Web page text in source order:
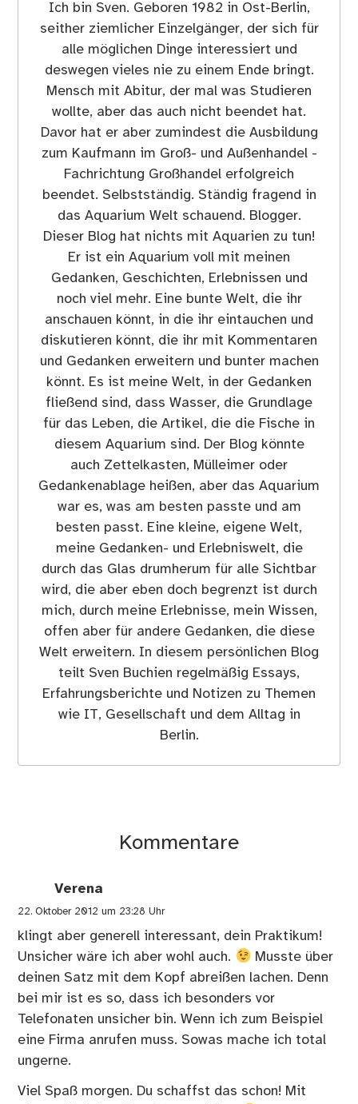
Ich bin Sven. Geboren 1982 in Ost-Berlin,
seither ziemlicher Einzelgänger, der sich für
alle möglichen Dinge interessiert und
deswegen vieles nie zu einem Ende bringt.
Mensch mit Abitur, der mal was Studieren
wollte, aber das auch nicht beendet hat.
Davor hat er aber zumindest die Ausbildung
zum Kaufmann im Groß- und Außenhandel -
Fachrichtung Großhandel erfolgreich
beendet. Selbstständig. Ständig fragend in
das Aquarium Welt schauend. Blogger.
Dieser Blog hat nichts mit Aquarien zu tun!
Er ist ein Aquarium voll mit meinen
Gedanken, Geschichten, Erlebnissen und
noch viel mehr. Eine bunte Welt, die ihr
anschauen könnt, in die ihr eintauchen und
diskutieren könnt, die ihr mit Kommentaren
und Gedanken erweitern und bunter machen
könnt. Es ist meine Welt, in der Gedanken
fließend sind, dass Wasser, die Grundlage
für das Leben, die Artikel, die die Fische in
diesem Aquarium sind. Der Blog könnte
auch Zettelkasten, Mülleimer oder
Gedankenablage heißen, aber das Aquarium
war es, was am besten passte und am
besten passt. Eine kleine, eigene Welt,
meine Gedanken- und Erlebniswelt, die
durch das Glas drumherum für alle Sichtbar
wird, die aber eben doch begrenzt ist durch
mich, durch meine Erlebnisse, mein Wissen,
offen aber für andere Gedanken, die diese
Welt erweitern. In diesem persönlichen Blog
teilt Sven Buchien regelmäßig Essays,
Erfahrungsberichte und Notizen zu Themen
wie IT, Gesellschaft und dem Alltag in
Berlin.
Kommentare
Verena
22. Oktober 2012 um 23:28 Uhr
klingt aber generell interessant, dein Praktikum!
Unsicher wäre ich aber wohl auch.
Musste über
deinen Satz mit dem Kopf abreißen lachen. Denn
bei mir ist es so, dass ich besonders vor
Telefonaten unsicher bin. Wenn ich zum Beispiel
eine Firma anrufen muss. Sowas mache ich total
ungerne.
Viel Spaß morgen. Du schaffst das schon! Mit